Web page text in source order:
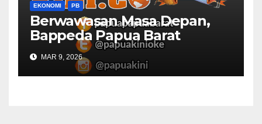
EKONOMI PB
Berwawasan Masa Depan,
Bappeda Papua Barat
Konsultasi Publik RKPD 2027
MAR 9, 2026